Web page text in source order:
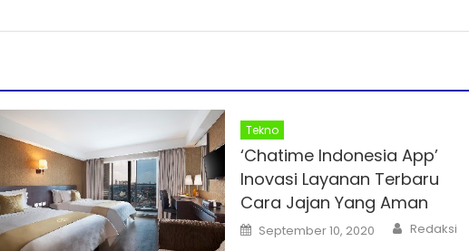
Tekno
‘Chatime Indonesia App’
Inovasi Layanan Terbaru
Cara Jajan Yang Aman
Posted
on
September 10, 2020 Author
Redaksi